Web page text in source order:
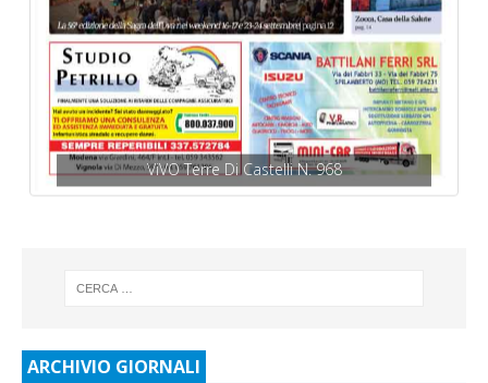
ViVO Terre Di Castelli N. 968
ARCHIVIO GIORNALI